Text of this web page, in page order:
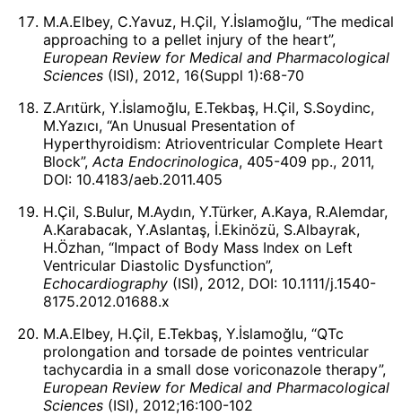
M.A.Elbey, C.Yavuz, H.Çil, Y.İslamoğlu, “The medical
approaching to a pellet injury of the heart”,
European Review for Medical and Pharmacological
Sciences (ISI), 2012, 16(Suppl 1):68-70
Z.Arıtürk, Y.İslamoğlu, E.Tekbaş, H.Çil, S.Soydinc,
M.Yazıcı, “An Unusual Presentation of
Hyperthyroidism: Atrioventricular Complete Heart
Block”,Acta Endocrinologica, 405-409 pp., 2011,
DOI: 10.4183/aeb.2011.405
H.Çil, S.Bulur, M.Aydın, Y.Türker, A.Kaya, R.Alemdar,
A.Karabacak, Y.Aslantaş, İ.Ekinözü, S.Albayrak,
H.Özhan, “Impact of Body Mass Index on Left
Ventricular Diastolic Dysfunction”,
Echocardiography (ISI), 2012, DOI: 10.1111/j.1540-
8175.2012.01688.x
M.A.Elbey, H.Çil, E.Tekbaş, Y.İslamoğlu, “QTc
prolongation and torsade de pointes ventricular
tachycardia in a small dose voriconazole therapy”,
European Review for Medical and Pharmacological
Sciences (ISI), 2012;16:100-102